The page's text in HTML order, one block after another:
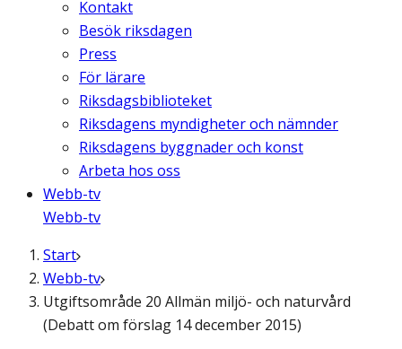
Kontakt
Besök riksdagen
Press
För lärare
Riksdagsbiblioteket
Riksdagens myndigheter och nämnder
Riksdagens byggnader och konst
Arbeta hos oss
Webb-tv
Webb-tv
Start
Webb-tv
Utgiftsområde 20 Allmän miljö- och naturvård
(Debatt om förslag 14 december 2015)